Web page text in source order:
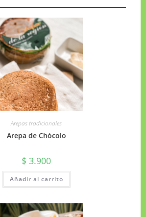
Arepas tradicionales
Arepa de Chócolo
$ 3.900
Añadir al carrito